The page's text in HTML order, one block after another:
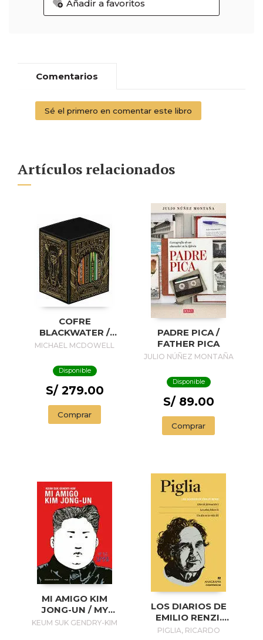
Añadir a favoritos
Comentarios
Sé el primero en comentar este libro
Artículos relacionados
COFRE
BLACKWATER /
BLACKWATER
MICHAEL MCDOWELL
Disponible
S/ 279.00
Comprar
PADRE PICA /
FATHER PICA
JULIO NÚÑEZ MONTAÑA
Disponible
S/ 89.00
Comprar
MI AMIGO KIM
JONG-UN / MY
FRIEND KIM JONG-
KEUM SUK GENDRY-KIM
LOS DIARIOS DE
EMILIO RENZI.
AÑOS DE
PIGLIA, RICARDO